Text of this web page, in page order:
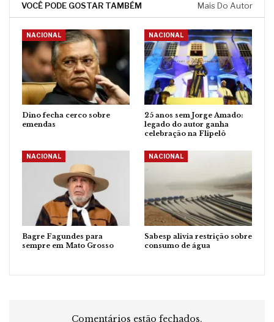
VOCÊ PODE GOSTAR TAMBÉM Mais Do Autor
NACIONAL
Dino fecha cerco sobre
emendas
NACIONAL
25 anos sem Jorge Amado:
legado do autor ganha
celebração na Flipelô
NACIONAL
Bagre Fagundes para
sempre em Mato Grosso
NACIONAL
Sabesp alivia restrição sobre
consumo de água
Comentários estão fechados.